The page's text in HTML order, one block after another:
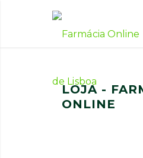
FARMÁCIA
LOJA -
ONLINE